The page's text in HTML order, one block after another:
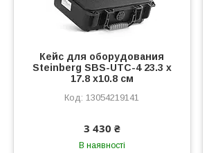
Кейс для оборудования
Steinberg SBS-UTC-4 23.3 x
17.8 x10.8 см
13054219141
3 430 ₴
В наявності